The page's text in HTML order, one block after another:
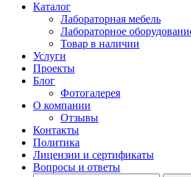
Каталог
Лабораторная мебель
Лабораторное
Товар в наличии
Услуги
Проекты
Блог
Фотогалерея
О компании
Отзывы
Контакты
Политика
Лицензии и сертификаты
Вопросы и ответы